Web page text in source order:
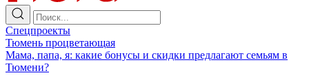
Спецпроекты
Тюмень процветающая
Мама, папа, я: какие бонусы и скидки предлагают семьям в
Тюмени?